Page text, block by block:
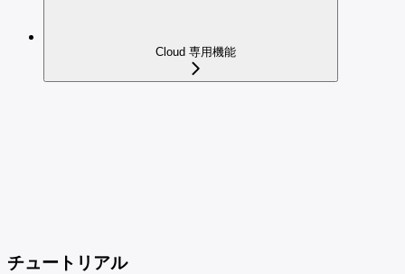
Cloud 専用機能
チュートリアル